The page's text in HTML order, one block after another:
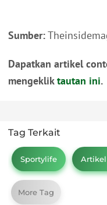
Sumber:
Dapatkan artikel
mengekliktautan ini.
Tag Terkait
Sportylife
More Tag